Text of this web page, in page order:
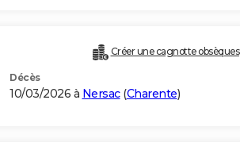
Créer une cagnotte obsèques
Décès
10/03/2026 à Nersac(Charente)